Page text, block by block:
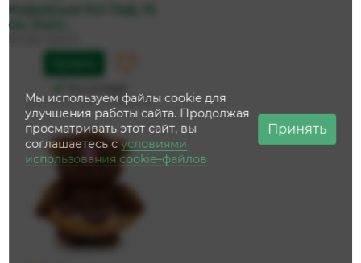
Кофейный Кот Раф, 16
см, Колл...
Дата доставки:12 августа
Мы используем файлы cookie для
улучшения работы сайта. Продолжая
просматривать этот сайт, вы
соглашаетесь сусловиями
использования cookie–файлов
Принять